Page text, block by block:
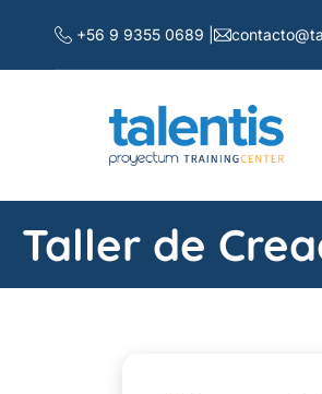
+56 9 9355 0689 |
Taller de